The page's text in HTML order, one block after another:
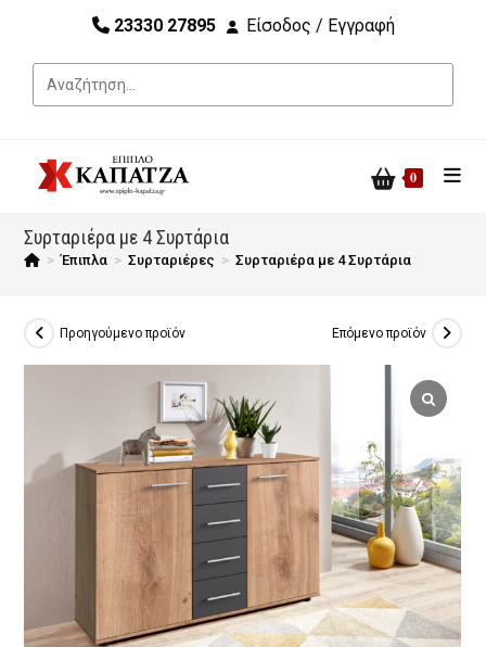
23330 27895 Είσοδος / Εγγραφή
0
Συρταριέρα με 4 Συρτάρια
> Έπιπλα > Συρταριέρες > Συρταριέρα με 4 Συρτάρια
Προηγούμενο προϊόν Επόμενο προϊόν